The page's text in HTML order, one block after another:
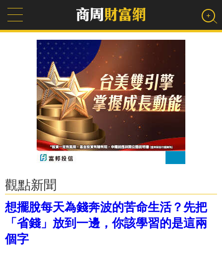
觀點新聞
想擺脫每天為錢奔波的苦命生活？先把
「省錢」放到一邊，你該學習的是這兩
個字